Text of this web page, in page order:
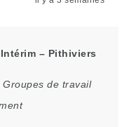
– Pithiviers
Groupes de travail